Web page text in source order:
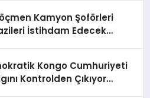
Kamyon Şoförleri
İstihdam Edecek
Kongo Cumhuriyeti
Kontrolden Çıkıyor